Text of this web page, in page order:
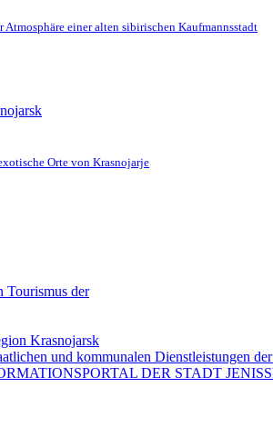
Atmosphäre einer alten sibirischen Kaufmannsstadt
Orte von Krasnojarje
Tourismus der
Krasnojarsk
und kommunalen Dienstleistungen
DER STADT